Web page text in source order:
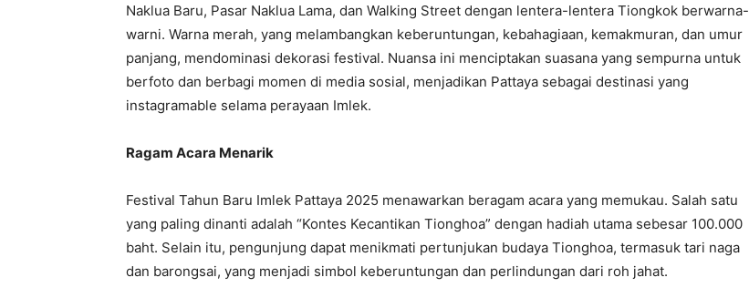
Naklua Baru, Pasar Naklua Lama, dan Walking Street dengan lentera-lentera Tiongkok berwarna-
warni. Warna merah, yang melambangkan keberuntungan, kebahagiaan, kemakmuran, dan umur
panjang, mendominasi dekorasi festival. Nuansa ini menciptakan suasana yang sempurna untuk
berfoto dan berbagi momen di media sosial, menjadikan Pattaya sebagai destinasi yang
instagramable selama perayaan Imlek.
Ragam Acara Menarik
Festival Tahun Baru Imlek Pattaya 2025 menawarkan beragam acara yang memukau. Salah satu
yang paling dinanti adalah “Kontes Kecantikan Tionghoa” dengan hadiah utama sebesar 100.000
baht. Selain itu, pengunjung dapat menikmati pertunjukan budaya Tionghoa, termasuk tari naga
dan barongsai, yang menjadi simbol keberuntungan dan perlindungan dari roh jahat.